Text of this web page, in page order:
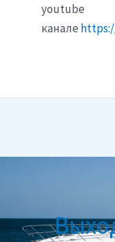
youtube
канале